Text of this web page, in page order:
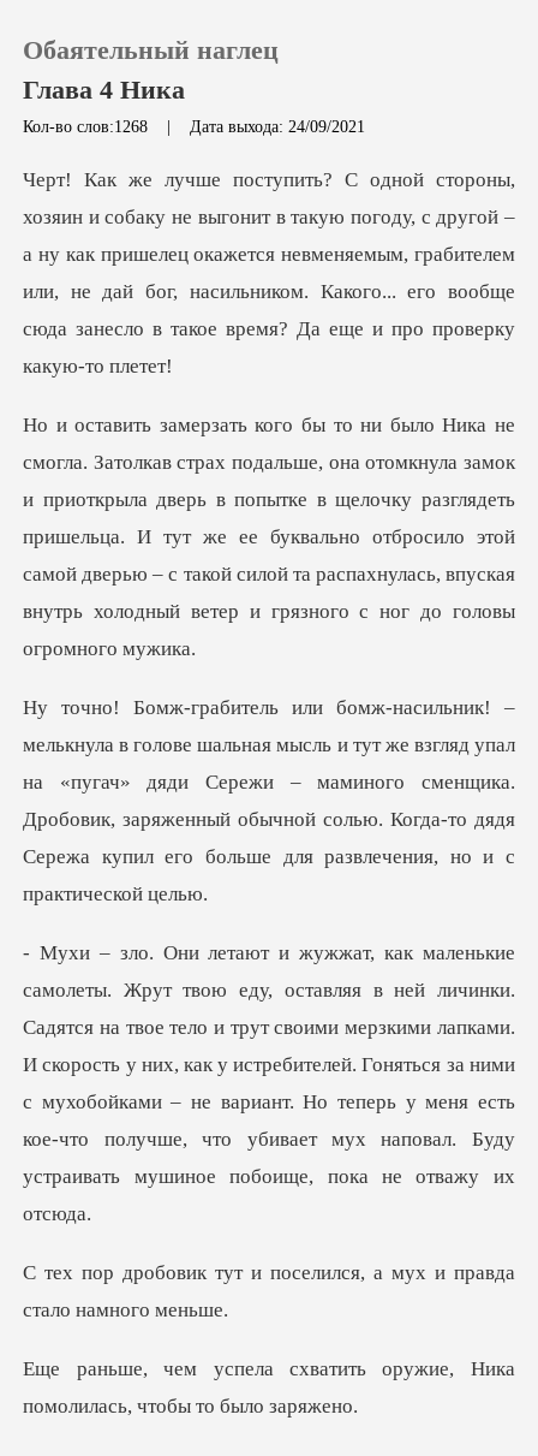
0
Скачать приложение
Обаятельный наглец
Глава 4 Ника
Кол-во слов:1268 | Дата выхода: 24/09/2021
с другой –
а ну как пришелец окажется невменяемым, грабителем
или, не дай бог, насильник
риоткрыла дверь в попытке в щелочку разглядеть
пришельца. И тут же ее буквально отбросило этой
самой дверью
е взгляд упал
на «пугач» дяди Сережи – маминого сменщика.
Дробовик, заряженный обычной
и трут своими мерзкими лапками.
И скорость у них, как у истребителей. Гоняться за ними
с мухобойками – не вариант. Но
поселился, а мух и прав
атить оружие, Ника
помолил